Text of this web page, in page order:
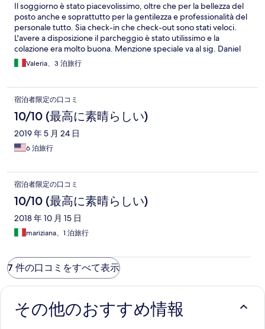
Il soggiorno è stato piacevolissimo, oltre che per la bellezza del
posto anche e soprattutto per la gentilezza e professionalità del
personale tutto. Sia check-in che check-out sono stati veloci.
L'avere a disposizione il parcheggio è stato utilissimo e la
colazione era molto buona. Menzione speciale va al sig. Daniel
che ci è venuto in soccorso la mattina della partenza. Ci siamo
trovate con la macchina senza benzina e lui è stato pronto ad
ringrazieremo mai abbastanza. Questo sì che è servizio al cliente.
Grazie
Valeria、3 泊旅行
宿泊者限定の口コミ
10/10 (最高に素晴らしい)
2019 年 5 月 24 日
6 泊旅行
宿泊者限定の口コミ
10/10 (最高に素晴らしい)
2018 年 10 月 15 日
mariziana、1 泊旅行
7 件の口コミをすべて表示
その他のおすすめ情報